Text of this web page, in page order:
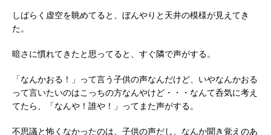
しばらく虚空を眺めてると、ぼんやりと天井の模様が見えてき
た。
暗さに慣れてきたと思ってると、すぐ隣で声がする。
「なんかおる！」って言う子供の声なんだけど、いやなんかおる
って言いたいのはこっちの方なんやけど・・・なんて呑気に考え
てたら、「なんや！誰や！」ってまた声がする。
不思議と怖くなかったのは、子供の声だし、なんか聞き覚えのあ